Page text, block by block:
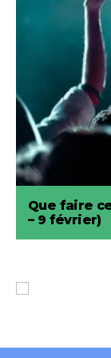
Que faire
– 9 février)